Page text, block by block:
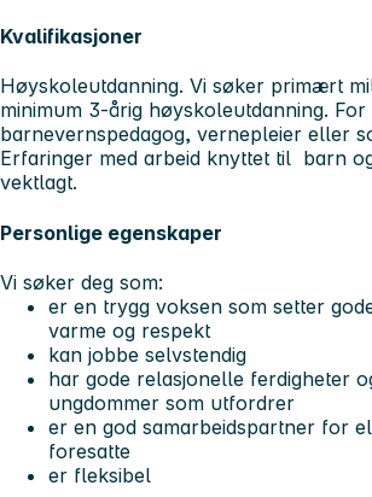
Kvalifikasjoner
Høyskoleutdanning. Vi søker primært
minimum 3-årig høyskoleutdanning. For
barnevernspedagog, vernepleier eller
Erfaringer med arbeid knyttet til barn
vektlagt.
Personlige egenskaper
Vi søker deg som:
er en trygg voksen som setter
varme og respekt
kan jobbe selvstendig
har gode relasjonelle ferdigheter
ungdommer som utfordrer
er en god samarbeidspartner for
foresatte
er fleksibel